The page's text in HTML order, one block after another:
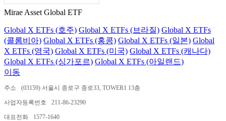
Mirae Asset Global ETF
Global X ETFs (호주) Global X ETFs (브라질) Global X ETFs
(콜롬비아) Global X ETFs (홍콩) Global X ETFs (일본) Global
X ETFs (영국) Global X ETFs (미국) Global X ETFs (캐나다)
Global X ETFs (싱가포르) Global X ETFs (아일랜드)
이동
주소 (03159) 서울시 종로구 종로33, TOWER1 13층
사업자등록번호 211-86-23290
대표전화 1577-1640